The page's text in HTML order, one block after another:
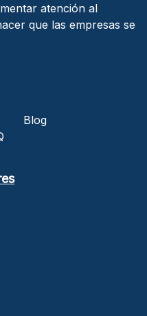
atención al
que las empresas se
Blog